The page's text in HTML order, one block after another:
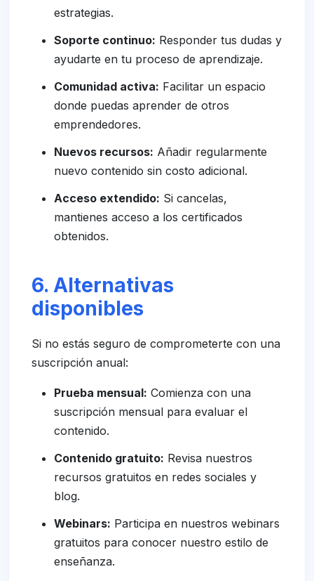
estrategias.
Soporte continuo: Responder tus dudas y
ayudarte en tu proceso de aprendizaje.
Comunidad activa: Facilitar un espacio
donde puedas aprender de otros
emprendedores.
Nuevos recursos: Añadir regularmente
nuevo contenido sin costo adicional.
Acceso extendido: Si cancelas,
mantienes acceso a los certificados
obtenidos.
6. Alternativas
disponibles
Si no estás seguro de comprometerte con una
suscripción anual:
Prueba mensual: Comienza con una
suscripción mensual para evaluar el
contenido.
Contenido gratuito: Revisa nuestros
recursos gratuitos en redes sociales y
blog.
Webinars: Participa en nuestros webinars
gratuitos para conocer nuestro estilo de
enseñanza.